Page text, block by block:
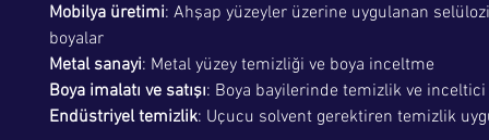
Mobilya üretimi: Ahşap yüzeyler üzerine uygulanan
boyalar
Metal sanayi: Metal yüzey temizliği ve boya inceltme
Boya imalatı ve satışı: Boya bayilerinde temizlik ve
Endüstriyel temizlik: Uçucu solvent gerektiren temizlik